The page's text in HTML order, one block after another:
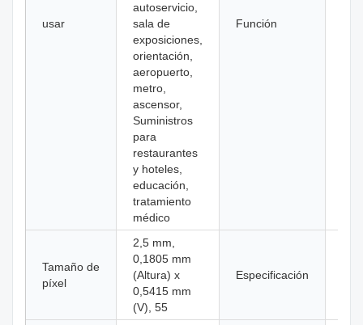
usar
autoservicio,
sala de
exposiciones,
orientación,
aeropuerto,
metro,
ascensor,
Suministros
para
restaurantes
y hoteles,
educación,
tratamiento
médico
Función
Tamaño de
píxel
2,5 mm,
0,1805 mm
(Altura) x
0,5415 mm
(V), 55
Especificación